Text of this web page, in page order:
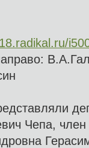
Чепа, член